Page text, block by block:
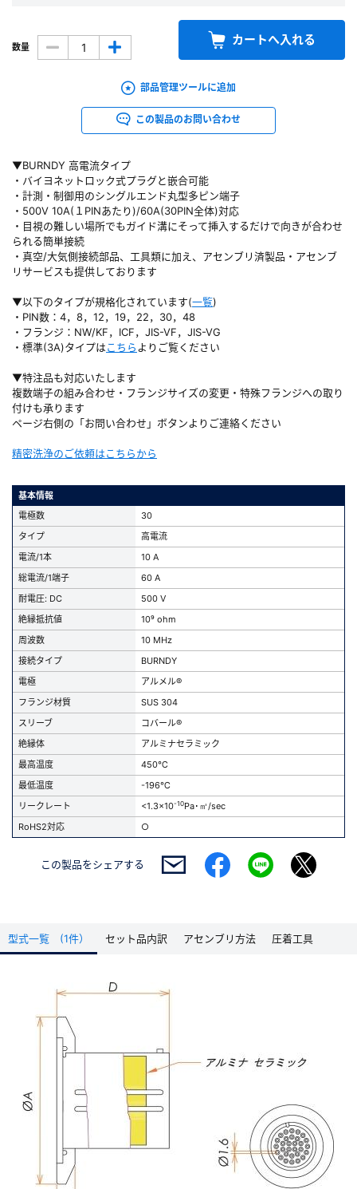
▼BURNDY 高電流タイプ
・バイヨネットロック式プラグと嵌合可能
・計測・制御用のシングルエンド丸型多ピン端子
・500V 10A(１PINあたり)/60A(30PIN全体)対応
・目視の難しい場所でもガイド溝にそって挿入するだけで向きが合わせ
られる簡単接続
・真空/大気側接続部品、工具類に加え、アセンブリ済製品・アセンブ
リサービスも提供しております
▼以下のタイプが規格化されています(一覧)
・PIN数：4，8，12，19，22，30，48
・フランジ：NW/KF，ICF，JIS-VF，JIS-VG
・標準(3A)タイプはこちらよりご覧ください
▼特注品も対応いたします
複数端子の組み合わせ・フランジサイズの変更・特殊フランジへの取り
付けも承ります
ページ右側の「お問い合わせ」ボタンよりご連絡ください
精密洗浄のご依頼はこちらから
基本情報
電極数
30
タイプ
高電流
電流/1本
10 A
総電流/1端子
60 A
耐電圧: DC
500 V
絶縁抵抗値
10⁹ ohm
周波数
10 MHz
接続タイプ
BURNDY
電極
アルメル®
フランジ材質
SUS 304
スリーブ
コバール®
絶縁体
アルミナセラミック
最高温度
450℃
最低温度
-196℃
リークレート
<1.3x10-10Pa･㎥/sec
RoHS2対応
○
数量 カートへ入れる
部品管理ツールに追加
この製品のお問い合わせ
この製品をシェアする
型式一覧 (1件） セット品内訳 アセンブリ方法 圧着工具